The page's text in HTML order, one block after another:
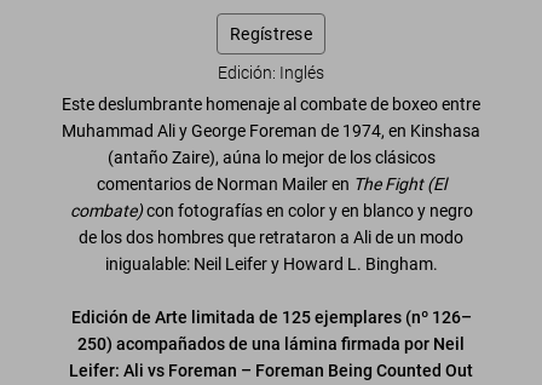
Regístrese
Edición: Inglés
Este deslumbrante homenaje al combate de boxeo entre
Muhammad Ali y George Foreman de 1974, en Kinshasa
(antaño Zaire), aúna lo mejor de los clásicos
comentarios de Norman Mailer en The Fight (El
combate)con fotografías en color y en blanco y negro
de los dos hombres que retrataron a Ali de un modo
inigualable: Neil Leifer y Howard L. Bingham.
Edición de Arte limitada de 125 ejemplares (nº 126–
250) acompañados de una lámina firmada por Neil
Leifer: Ali vs Foreman – Foreman Being Counted Out